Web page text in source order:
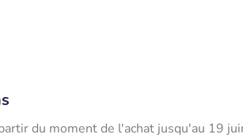
du moment de l'achat jusqu'au 19